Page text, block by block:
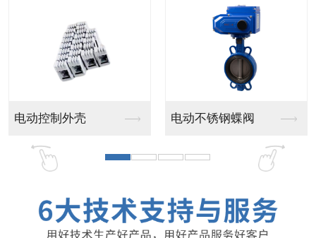
气动V型法兰调节球阀 气动PPH球阀